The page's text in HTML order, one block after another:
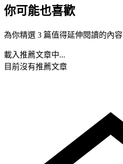
你可能也喜歡
為你精選 3 篇值得延伸閱讀的內容
載入推薦文章中...
目前沒有推薦文章